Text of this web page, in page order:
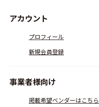
アカウント
プロフィール
新規会員登録
事業者様向け
掲載希望ベンダーはこちら